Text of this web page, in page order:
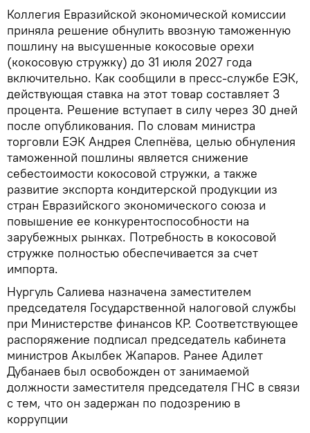
Коллегия Евразийской экономической комиссии
приняла решение обнулить ввозную таможенную
пошлину на высушенные кокосовые орехи
(кокосовую стружку) до 31 июля 2027 года
включительно. Как сообщили в пресс-службе ЕЭК,
действующая ставка на этот товар составляет 3
процента. Решение вступает в силу через 30 дней
после опубликования. По словам министра
торговли ЕЭК Андрея Слепнёва, целью обнуления
таможенной пошлины является снижение
себестоимости кокосовой стружки, а также
развитие экспорта кондитерской продукции из
стран Евразийского экономического союза и
повышение ее конкурентоспособности на
зарубежных рынках. Потребность в кокосовой
стружке полностью обеспечивается за счет
импорта.
Нургуль Салиева назначена заместителем
председателя Государственной налоговой службы
при Министерстве финансов КР. Соответствующее
распоряжение подписал председатель кабинета
министров Акылбек Жапаров. Ранее Адилет
Дубанаев был освобожден от занимаемой
должности заместителя председателя ГНС в связи
с тем, что он задержан по подозрению в
коррупции